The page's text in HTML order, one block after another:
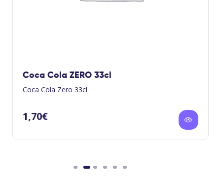
Coca Cola ZERO 33cl
Coca Cola Zero 33cl
1,70€